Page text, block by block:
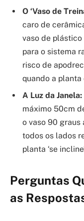
O ‘Vaso de
caro de
vaso de
para o sistema
risco de
quando a
A Luz da Janela:
máximo 50cm
o vaso 90 graus
todos os lados
planta ‘se
Perguntas
as